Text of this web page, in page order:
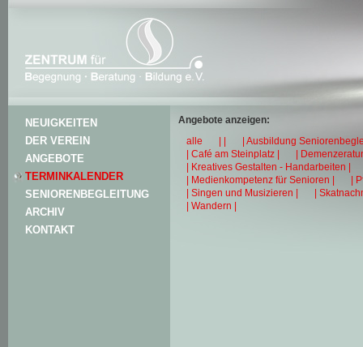
NEUIGKEITEN
DER VEREIN
ANGEBOTE
TERMINKALENDER
SENIORENBEGLEITUNG
ARCHIV
KONTAKT
Angebote anzeigen:
alle
| |
| Ausbildung
| Café am Steinplatz |
|
| Kreatives Gestalten - Handarbeiten |
| Medienkompetenz für Senioren |
|
| Singen und Musizieren |
|
| Wandern |